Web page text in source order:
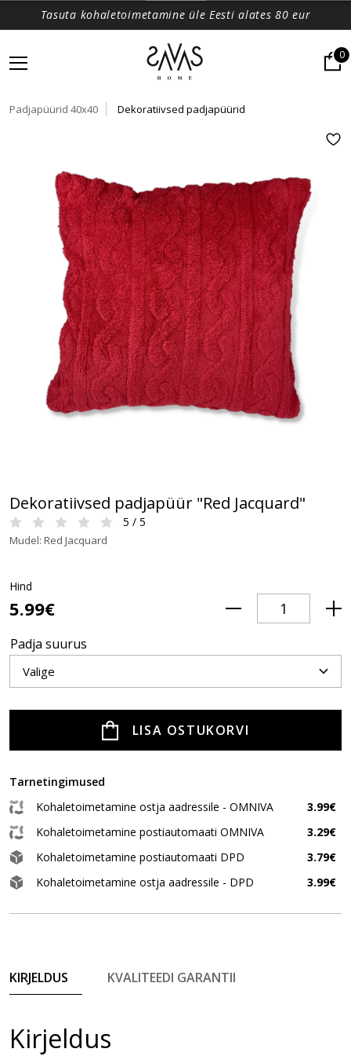
Tasuta kohaletoimetamine üle Eesti alates 80 eur
0
Padjapüürid 40x40 Dekoratiivsed padjapüürid
Dekoratiivsed padjapüür "Red Jacquard"
5 / 5
Mudel: Red Jacquard
Hind
5.99€
Padja suurus
LISA OSTUKORVI
Tarnetingimused
Kohaletoimetamine ostja aadressile - OMNIVA
3.99€
Kohaletoimetamine postiautomaati OMNIVA
3.29€
Kohaletoimetamine postiautomaati DPD
3.79€
Kohaletoimetamine ostja aadressile - DPD
3.99€
KIRJELDUS KVALITEEDI GARANTII
Kirjeldus